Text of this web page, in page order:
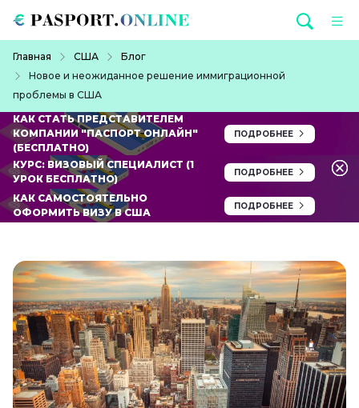
Главная США
Блог
Новое и неожиданное решение иммиграционной
проблемы в США
КАК СТАТЬ ПРЕДСТАВИТЕЛЕМ
КОМПАНИИ "ПАСПОРТ ОНЛАЙН"
(БЕСПЛАТНО)
ПОДРОБНЕЕ
КУРС: ВИЗОВЫЙ СПЕЦИАЛИСТ (1
УРОК БЕСПЛАТНО)
ПОДРОБНЕЕ
КАК САМОСТОЯТЕЛЬНО
ОФОРМИТЬ ВИЗУ В США
ПОДРОБНЕЕ